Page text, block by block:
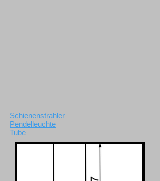
Schienenstrahler
Pendelleuchte
Tube